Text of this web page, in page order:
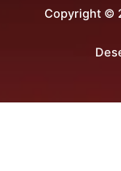
Copyright ©